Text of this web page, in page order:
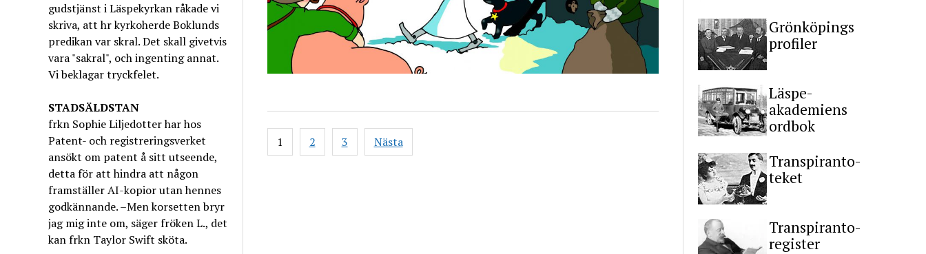
gudstjänst i Läspekyrkan råkade vi
skriva, att hr kyrkoherde Boklunds
predikan var skral. Det skall givetvis
vara "sakral", och ingenting annat.
Vi beklagar tryckfelet.
STADSÄLDSTAN
frkn Sophie Liljedotter har hos
Patent- och registreringsverket
ansökt om patent å sitt utseende,
detta för att hindra att någon
framställer AI-kopior utan hennes
godkännande. –Men korsetten bryr
jag mig inte om, säger fröken L., det
kan frkn Taylor Swift sköta.
Inläggsnavigering
1 2 3 Nästa
Grönköpings
profiler
Läspe-
akademiens
ordbok
Transpiranto-
teket
Transpiranto-
register